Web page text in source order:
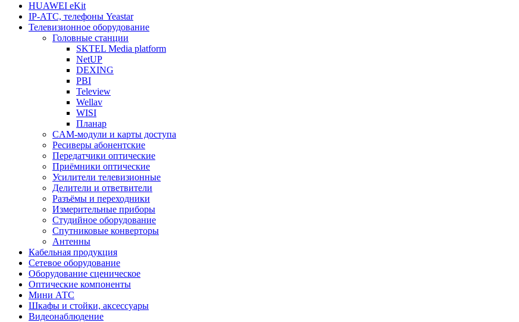
HUAWEI eKit
IP-АТС, телефоны Yeastar
Телевизионное оборудование
Головные станции
SKTEL Media platform
NetUP
DEXING
PBI
Teleview
Wellav
WISI
Планар
CAM-модули и карты доступа
Ресиверы абонентские
Передатчики оптические
Приёмники оптические
Усилители телевизионные
Делители и ответвители
Разъёмы и переходники
Измерительные приборы
Студийное оборудование
Спутниковые конверторы
Антенны
Кабельная продукция
Сетевое оборудование
Оборудование сценическое
Оптические компоненты
Мини АТС
Шкафы и стойки, аксессуары
Видеонаблюдение